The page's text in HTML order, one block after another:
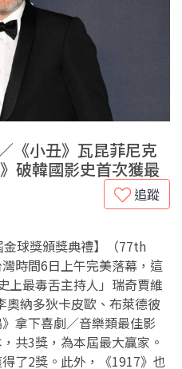
《小丑》瓦昆菲尼克
破韓國影史首次獲最
追蹤
球獎頒獎典禮】（77th
時間6日上午完美落幕，這
上最毒舌主持人」瑞奇賈維
奧納多狄卡皮歐、布萊德彼
拿下喜劇／音樂類最佳影
共3獎，為本屆最大贏家。
了2獎。此外，《1917》也